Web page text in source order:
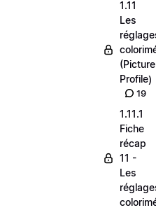
1.11
Les
(Picture
Profile)
19
1.11.1
Fiche
récap
11 -
Les